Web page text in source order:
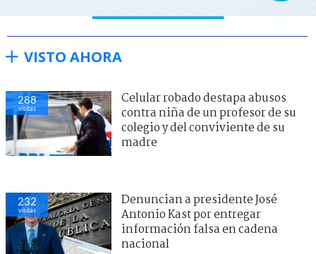
VISTO AHORA
288
visitas
Celular robado destapa abusos
contra niña de un profesor de su
colegio y del conviviente de su
madre
232
visitas
Denuncian a presidente José
Antonio Kast por entregar
información falsa en cadena
nacional